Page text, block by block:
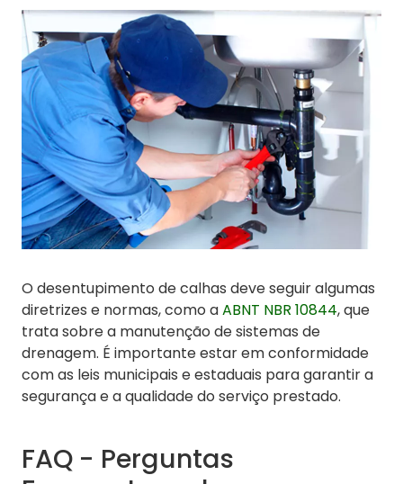
O desentupimento de calhas deve seguir algumas
diretrizes e normas, como aABNT NBR 10844, que
trata sobre a manutenção de sistemas de
drenagem. É importante estar em conformidade
com as leis municipais e estaduais para garantir a
segurança e a qualidade do serviço prestado.
FAQ - Perguntas